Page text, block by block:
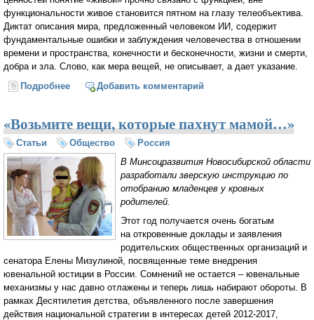
функциональности живое становится пятном на глазу телеобъектива.
Диктат описания мира, предложенный человеком ИИ, содержит
фундаментальные ошибки и заблуждения человечества в отношении
времени и пространства, конечности и бесконечности, жизни и смерти,
добра и зла. Слово, как мера вещей, не описывает, а дает указание.
Подробнее о Искусственный интеллект (ИИ) как оружие 21 века:
Добавить комментарий
«Возьмите вещи, которые пахнут мамой…»
Статьи Общество
Россия
В Минсоцразвития Новосибирской области
разработали зверскую инструкцию по
отобранию младенцев у кровных
родителей.
Этот год получается очень богатым
на откровенные доклады и заявления
родительских общественных организаций и
сенатора Елены Мизулиной, посвященные теме внедрения
ювенальной юстиции в России. Сомнений не остается – ювенальные
механизмы у нас давно отлажены и теперь лишь набирают обороты. В
рамках Десятилетия детства, объявленного после завершения
действия национальной стратегии в интересах детей 2012-2017,